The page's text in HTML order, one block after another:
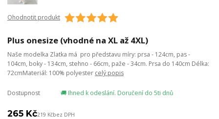
Ohodnotit produkt
Plus onesize (vhodné na XL až 4XL)
Naše modelka Zlatka má pro představu míry: prsa - 124cm, pas -
104cm, boky - 134cm, stehno - 66cm, paže - 34cm. Prsa do 140cm Délka:
72cmMateriál: 100% polyester celý popis
Dostupnost 🚚 Ihned k odeslání. Doručení do 5ti dnů
265 Kč219 Kčbez DPH